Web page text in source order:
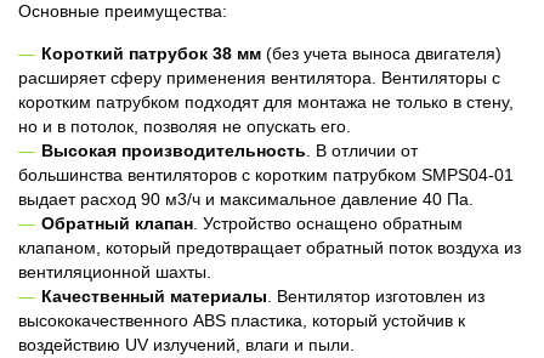
Основные преимущества:
Короткий патрубок 38 мм (без учета выноса двигателя)
расширяет сферу применения вентилятора. Вентиляторы с
коротким патрубком подходят для монтажа не только в стену,
но и в потолок, позволяя не опускать его.
Высокая производительность . В отличии от
большинства вентиляторов с коротким патрубком SMPS04-01
выдает расход 90 м3/ч и максимальное давление 40 Па.
Обратный клапан . Устройство оснащено обратным
клапаном, который предотвращает обратный поток воздуха из
вентиляционной шахты.
Качественный материалы . Вентилятор изготовлен из
высококачественного ABS пластика, который устойчив к
воздействию UV излучений, влаги и пыли.